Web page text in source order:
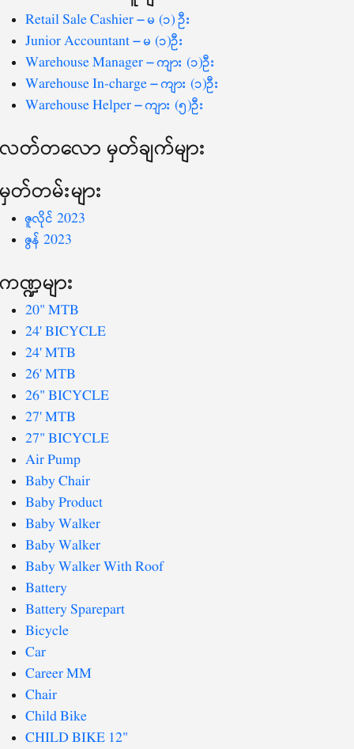
Retail Sale Cashier – မ (၁) ဦး
Junior Accountant – မ (၁)ဦး
Warehouse Manager – ကျား (၁)ဦး
Warehouse In-charge – ကျား (၁)ဦး
Warehouse Helper – ကျား (၅)ဦး
လတ်တ‌လော မှတ်ချက်များ
မှတ်တမ်းများ
ဇူလိုင် 2023
ဇွန် 2023
ကဏ္ဍများ
20" MTB
24' BICYCLE
24' MTB
26' MTB
26" BICYCLE
27' MTB
27" BICYCLE
Air Pump
Baby Chair
Baby Product
Baby Walker
Baby Walker
Baby Walker With Roof
Battery
Battery Sparepart
Bicycle
Car
Career MM
Chair
Child Bike
CHILD BIKE 12"